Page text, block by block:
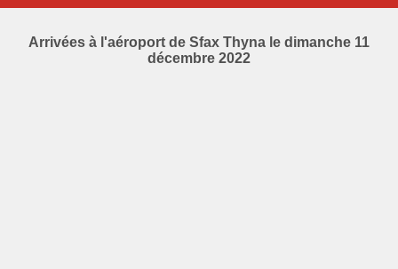
Arrivées à l'aéroport de Sfax Thyna le dimanche 11
décembre 2022